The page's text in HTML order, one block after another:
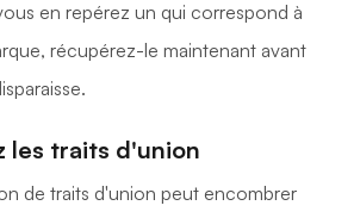
en repérez un qui correspond à
récupérez-le maintenant avant
les traits d'union
de traits d'union peut encombrer